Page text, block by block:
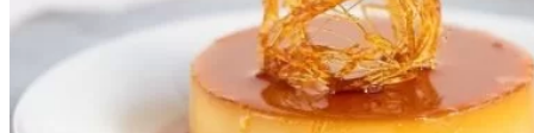
Master Class
Bếp Gia Đình
Học Nấu Ăn Mở Quán
Chuyên Đề Bếp Nóng
Khởi Sự Kinh Doanh Ngành F&B
Khởi Sự Kinh Doanh Nhà Hàng